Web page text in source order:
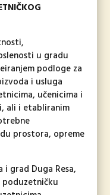
u gradu
podloge za
i usluga
učenicima i
ali i etabliranim
prostora, opreme
grad Duga Resa,
poduzetničku